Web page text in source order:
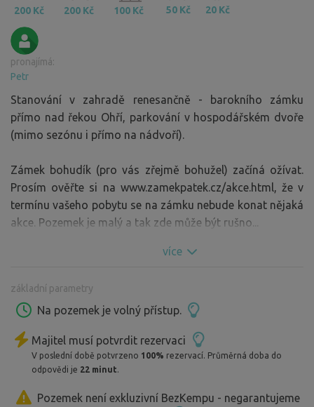
200 Kč 200 Kč 100 Kč 50 Kč 20 Kč
pronajímá:
Petr
Stanování v zahradě renesančně - barokního zámku
přímo nad řekou Ohří, parkování v hospodářském dvoře
(mimo sezónu i přímo na nádvoří).
Zámek bohudík (pro vás zřejmě bohužel) začíná ožívat.
Prosím ověřte si na www.zamekpatek.cz/akce.html, že v
termínu vašeho pobytu se na zámku nebude konat nějaká
akce. Pozemek je malý a tak zde může být rušno...
více
základní parametry
Na pozemek je volný přístup.
Majitel musí potvrdit rezervaci
V poslední době potvrzeno 100% rezervací. Průměrná doba do
odpovědi je 22 minut.
Pozemek není exkluzivní BezKempu - negarantujeme